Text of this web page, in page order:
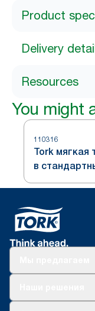
Product
Delivery
Resources
You might
110316
Tork мягкая
в
система T4